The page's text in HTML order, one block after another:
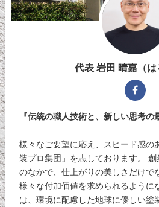
代表 岩田 晴嘉（は
『伝統の職人技術と、新しい思考の
様々なご要望に応え、スピード感の
装プロ集団」を志しております。
のなかで、仕上がりの美しさだけで
様々な付加価値を求められるように
は、環境に配慮した地球に優しい塗